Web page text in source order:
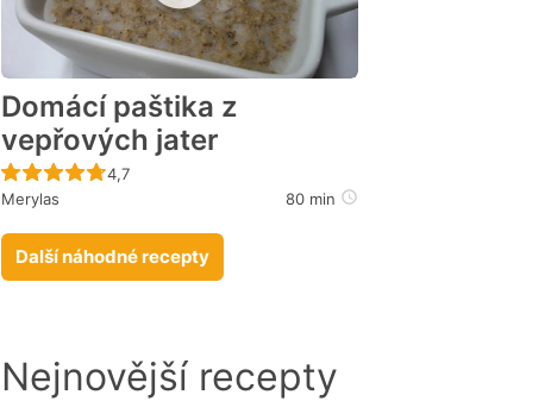
Domácí paštika z
vepřových jater
Recept ještě nebyl hodnocen
4,7
Merylas
80 min
Další náhodné recepty
Nejnovější recepty